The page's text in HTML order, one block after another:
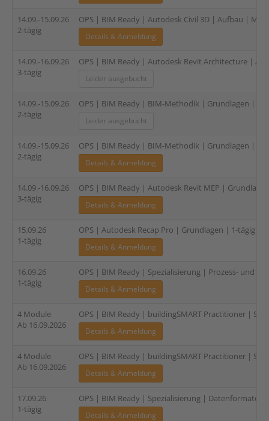
14.09.-15.09.26
2-tägig
OPS | BIM Ready | Autodesk Civil 3D | Aufbau |
Details & Anmeldung
14.09.-16.09.26
3-tägig
OPS | BIM Ready | Autodesk Revit Architecture |
Leider ausgebucht
14.09.-15.09.26
2-tägig
OPS | BIM Ready | BIM-Methodik | Grundlagen | 2-
Leider ausgebucht
14.09.-15.09.26
2-tägig
OPS | BIM Ready | BIM-Methodik | Grundlagen | 2-
Details & Anmeldung
14.09.-16.09.26
3-tägig
OPS | BIM Ready | Autodesk Revit MEP |
Details & Anmeldung
15.09.26
1-tägig
OPS | Autodesk Recap Pro | Grundlagen | 1-tägig
Details & Anmeldung
16.09.26
1-tägig
OPS | BIM Ready | Spezialisierung | Prozess- und
Details & Anmeldung
4 Module
Ab 16.09.2026
OPS | BIM Ready | buildingSMART Practitioner |
Details & Anmeldung
4 Module
Ab 16.09.2026
OPS | BIM Ready | buildingSMART Practitioner |
Details & Anmeldung
17.09.26
1-tägig
OPS | BIM Ready | Spezialisierung | Datenformate
Details & Anmeldung